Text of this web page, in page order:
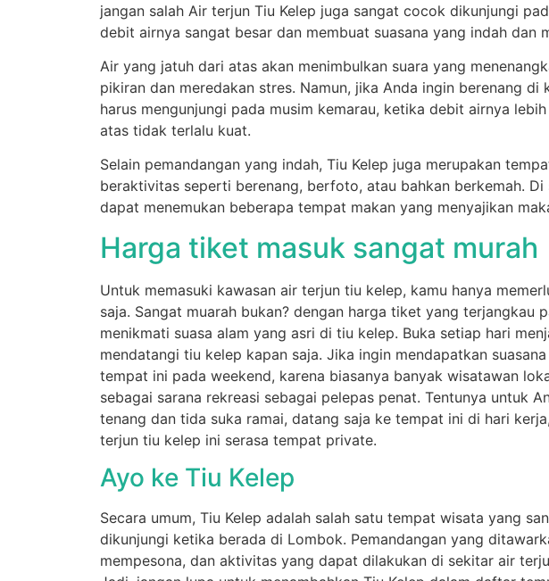
jangan salah Air terjun Tiu Kelep juga sangat cocok dikunjungi
debit airnya sangat besar dan membuat suasana yang indah dan
Air yang jatuh dari atas akan menimbulkan suara yang
pikiran dan meredakan stres. Namun, jika Anda ingin berenang di
harus mengunjungi pada musim kemarau, ketika debit airnya
atas tidak terlalu kuat.
Selain pemandangan yang indah, Tiu Kelep juga merupakan
beraktivitas seperti berenang, berfoto, atau bahkan berkemah.
dapat menemukan beberapa tempat makan yang menyajikan
Harga tiket masuk sangat murah
Untuk memasuki kawasan air terjun tiu kelep, kamu hanya
saja. Sangat muarah bukan? dengan harga tiket yang terjangkau
menikmati suasa alam yang asri di tiu kelep. Buka setiap hari
mendatangi tiu kelep kapan saja. Jika ingin mendapatkan
tempat ini pada weekend, karena biasanya banyak wisatawan
sebagai sarana rekreasi sebagai pelepas penat. Tentunya untuk
tenang dan tida suka ramai, datang saja ke tempat ini di hari
terjun tiu kelep ini serasa tempat private.
Ayo ke Tiu Kelep
Secara umum, Tiu Kelep adalah salah satu tempat wisata yang
dikunjungi ketika berada di Lombok. Pemandangan yang
mempesona, dan aktivitas yang dapat dilakukan di sekitar air